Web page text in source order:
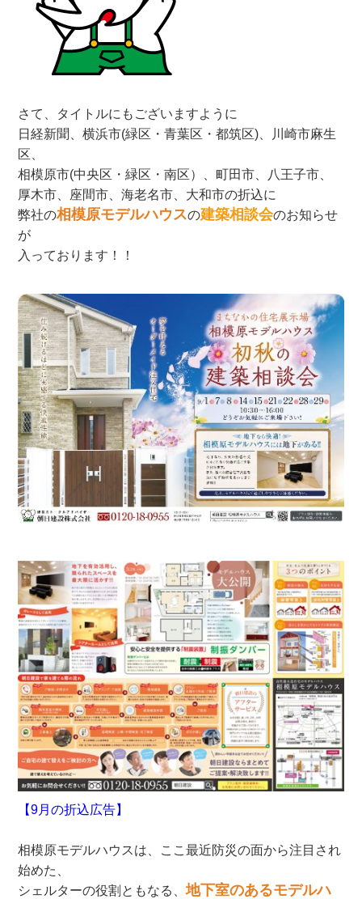
さて、タイトルにもございますように
日経新聞、横浜市(緑区・青葉区・都筑区)、川崎市麻生
区、
相模原市(中央区・緑区・南区）、町田市、八王子市、
厚木市、座間市、海老名市、大和市の折込に
弊社の相模原モデルハウスの建築相談会のお知らせ
が
入っております！！
【9月の折込広告】
相模原モデルハウスは、ここ最近防災の面から注目され
始めた、
シェルターの役割ともなる、地下室のあるモデルハ